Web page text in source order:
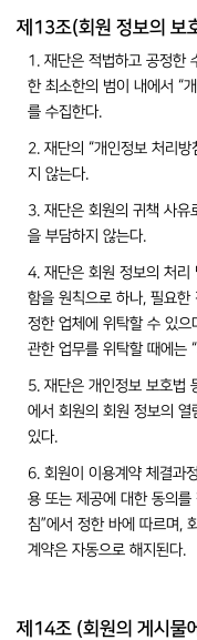
제13조(회원 정보의 보
1. 재단은 적법하고 공정한
한 최소한의 범이 내에서 “
를 수집한다.
2. 재단의 “개인정보 처리
지 않는다.
3. 재단은 회원의 귀책 사유
을 부담하지 않는다.
4. 재단은 회원 정보의 처리
함을 원칙으로 하나, 필요
정한 업체에 위탁할 수 있으
관한 업무를 위탁할 때에는
5. 재단은 개인정보 보호법
에서 회원의 회원 정보의
있다.
6. 회원이 이용계약 체결과
용 또는 제공에 대한 동의를
침”에서 정한 바에 따르며,
계약은 자동으로 해지된다.
제14조 (회원의 게시물